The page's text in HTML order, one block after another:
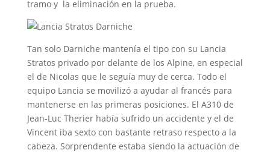
tramo y la eliminación en la prueba.
Tan solo Darniche mantenía el tipo con su Lancia
Stratos privado por delante de los Alpine, en especial
el de Nicolas que le seguía muy de cerca. Todo el
equipo Lancia se movilizó a ayudar al francés para
mantenerse en las primeras posiciones. El A310 de
Jean-Luc Therier había sufrido un accidente y el de
Vincent iba sexto con bastante retraso respecto a la
cabeza. Sorprendente estaba siendo la actuación de